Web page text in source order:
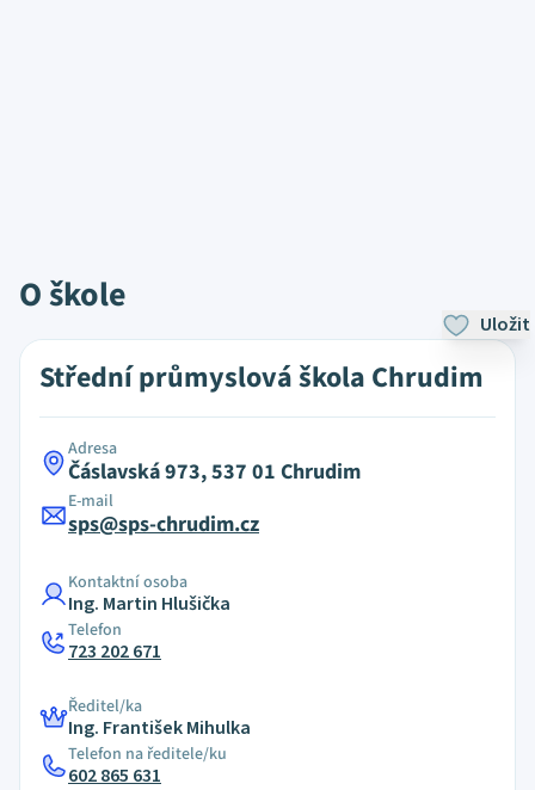
O škole
Uložit
Střední průmyslová škola Chrudim
Adresa
Čáslavská 973, 537 01 Chrudim
E-mail
sps@sps-chrudim.cz
Kontaktní osoba
Ing. Martin Hlušička
Telefon
723 202 671
Ředitel/ka
Ing. František Mihulka
Telefon na ředitele/ku
602 865 631